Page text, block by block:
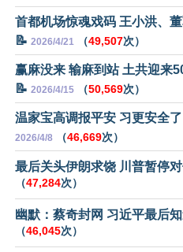
首都机场惊魂戏码 王小洪、
📝 2026/4/21 （49,507次）
赢麻没来 输麻到站 土共迎来
📝 2026/4/15 （50,569次）
温家宝高调报平安 习更安全了
2026/4/8 （46,669次）
最后关头伊朗求饶 川普暂停
（47,284次）
幽默：蔡奇封网 习近平最后
（46,045次）